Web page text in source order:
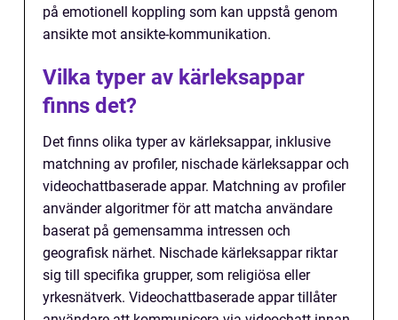
på emotionell koppling som kan uppstå genom
ansikte mot ansikte-kommunikation.
Vilka typer av kärleksappar
finns det?
Det finns olika typer av kärleksappar, inklusive
matchning av profiler, nischade kärleksappar och
videochattbaserade appar. Matchning av profiler
använder algoritmer för att matcha användare
baserat på gemensamma intressen och
geografisk närhet. Nischade kärleksappar riktar
sig till specifika grupper, som religiösa eller
yrkesnätverk. Videochattbaserade appar tillåter